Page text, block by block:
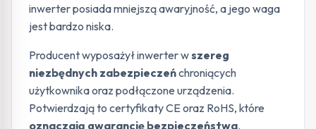
inwerter posiada mniejszą awaryjność, a jego waga
jest bardzo niska.
Producent wyposażył inwerter wszereg
niezbędnych zabezpieczeńchroniących
użytkownika oraz podłączone urządzenia.
Potwierdzają to certyfikaty CE oraz RoHS, które
oznaczają gwarancję bezpieczeństwa.